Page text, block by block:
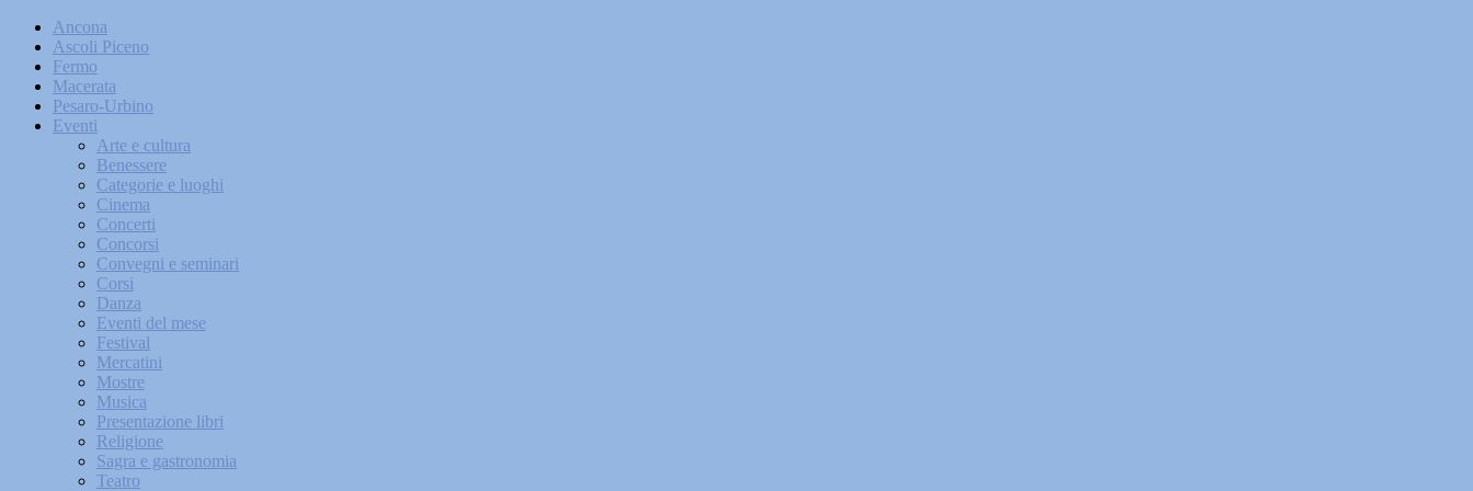
Ancona
Ascoli Piceno
Fermo
Macerata
Pesaro-Urbino
Eventi
Arte e cultura
Benessere
Categorie e luoghi
Cinema
Concerti
Concorsi
Convegni e seminari
Corsi
Danza
Eventi del mese
Festival
Mercatini
Mostre
Musica
Presentazione libri
Religione
Sagra e gastronomia
Teatro